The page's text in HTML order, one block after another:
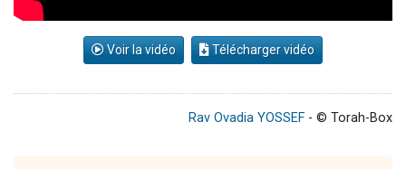
Voir la vidéo Télécharger vidéo
Rav Ovadia YOSSEF - © Torah-Box